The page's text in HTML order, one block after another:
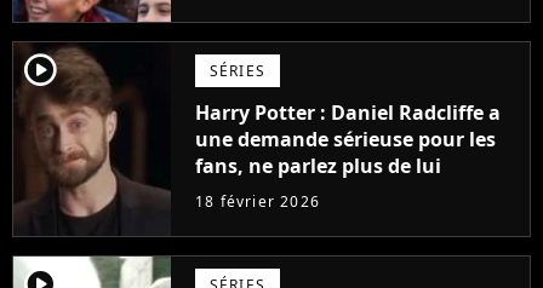
player2 SÉRIES
Harry Potter : Daniel Radcliffe a
une demande sérieuse pour les
fans, ne parlez plus de lui
18 février 2026